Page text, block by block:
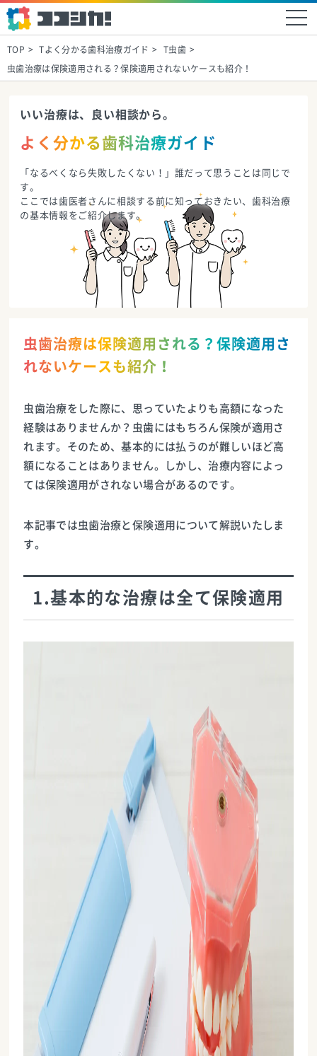
TOP Tよく分かる歯科治療ガイド T虫歯
虫歯治療は保険適用される？保険適用されないケースも紹介！
いい治療は、良い相談から。
よく分かる歯科治療ガイド
「なるべくなら失敗したくない！」誰だって思うことは同じで
す。
ここでは歯医者さんに相談する前に知っておきたい、歯科治療
の基本情報をご紹介します。
虫歯治療は保険適用される？保険適用さ
れないケースも紹介！
虫歯治療をした際に、思っていたよりも高額になった
経験はありませんか？虫歯にはもちろん保険が適用さ
れます。そのため、基本的には払うのが難しいほど高
額になることはありません。しかし、治療内容によっ
ては保険適用がされない場合があるのです。
本記事では虫歯治療と保険適用について解説いたしま
す。
1.基本的な治療は全て保険適用